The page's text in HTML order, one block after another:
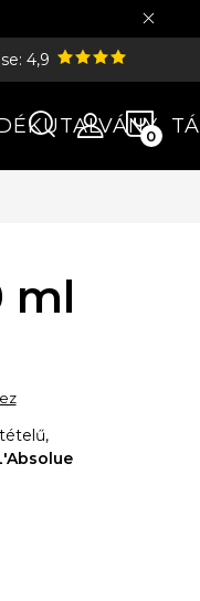
4,9
ml